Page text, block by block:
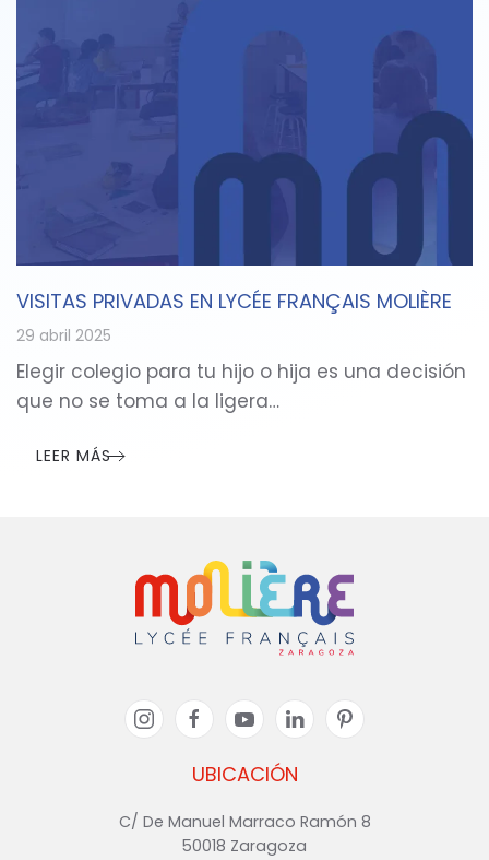
VISITAS PRIVADAS EN LYCÉE FRANÇAIS MOLIÈRE
29 abril 2025
Elegir colegio para tu hijo o hija es una decisión
que no se toma a la ligera…
LEER MÁS
UBICACIÓN
C/ De Manuel Marraco Ramón 8
50018 Zaragoza